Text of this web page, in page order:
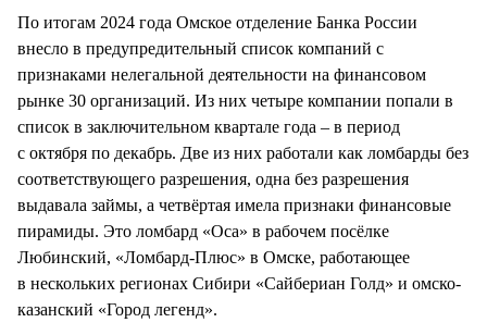
По итогам 2024 года Омское отделение Банка России
внесло в предупредительный список компаний с
признаками нелегальной деятельности на финансовом
рынке 30 организаций. Из них четыре компании попали в
список в заключительном квартале года – в период
с октября по декабрь. Две из них работали как ломбарды без
соответствующего разрешения, одна без разрешения
выдавала займы, а четвёртая имела признаки финансовые
пирамиды. Это ломбард «Оса» в рабочем посёлке
Любинский, «Ломбард-Плюс» в Омске, работающее
в нескольких регионах Сибири «Сайбериан Голд» и омско-
казанский «Город легенд».